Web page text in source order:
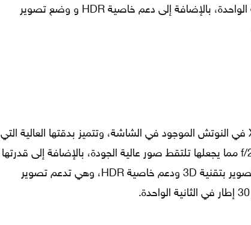
بدقة 4K بمعدل 60 إطار في الثانية الواحدة، بالإضافة إلى دعم خاصية HDR و وضع تصوير
تتواجد الكاميرا الأمامية في آيفون X في النوتش الموجود في الشاشة، وتتميز بدقتها العالية التي
تبلُغ 7 ميجابيكسل بفتحة عدسة f/2.2 مما يجعلها تلتقط صور عالية الجودة، بالإضافة إلى قدرتها
الجيدة على العزل، مع دعم خاصية تصوير بتقنية 3D ودعم خاصية HDR، وهي تدعم تصوير